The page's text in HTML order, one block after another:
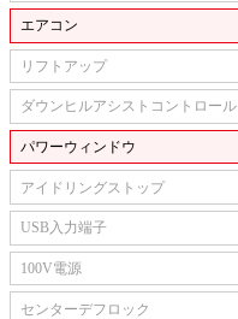
エアコン
リフトアップ
ダウンヒルアシストコントロール
パワーウィンドウ
アイドリングストップ
USB入力端子
100V電源
センターデフロック